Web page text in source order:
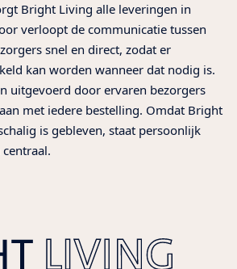
Bright Living alle leveringen in
verloopt de communicatie tussen
snel en direct, zodat er
kan worden wanneer dat nodig is.
uitgevoerd door ervaren bezorgers
met iedere bestelling. Omdat Bright
is gebleven, staat persoonlijk